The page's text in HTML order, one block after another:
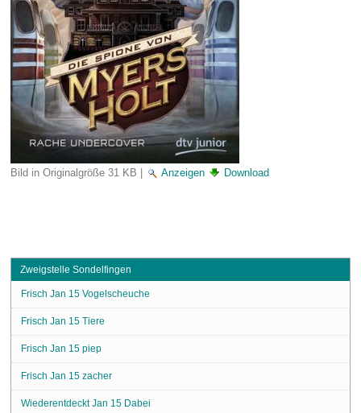
Bild in Originalgröße 31 KB | Anzeigen Download
Zweigstelle Sondelfingen
Frisch Jan 15 Vogelscheuche
Frisch Jan 15 Tiere
Frisch Jan 15 piep
Frisch Jan 15 zacher
Wiederentdeckt Jan 15 Dabei